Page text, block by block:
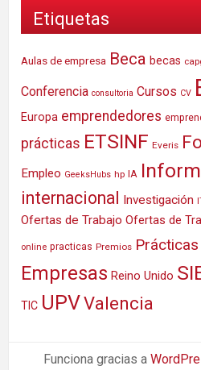
Etiquetas
Aulas de empresa Beca becas
Conferencia consultoria Cursos CV
Europa emprendedores
prácticas ETSINF Everis
Empleo GeeksHubs hp IA
internacional Investigación
Ofertas de Trabajo Ofertas de
online practicas Premios Prácticas
Empresas Reino Unido
TIC UPVValencia
Funciona gracias a